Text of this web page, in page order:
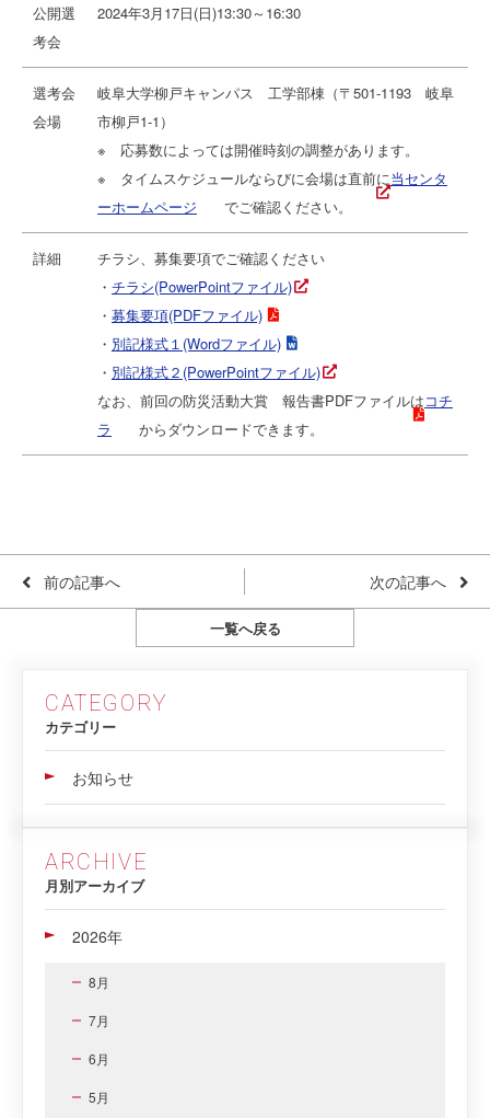
公開選
考会
2024年3月17日(日)13:30～16:30
選考会
会場
岐阜大学柳戸キャンパス 工学部棟（〒501-1193 岐阜
市柳戸1-1）
※ 応募数によっては開催時刻の調整があります。
※ タイムスケジュールならびに会場は直前に当センタ
ーホームページ
でご確認ください。
詳細
チラシ、募集要項でご確認ください
・ チラシ(PowerPointファイル)
・ 募集要項(PDFファイル)
・ 別記様式１(Wordファイル)
・ 別記様式２(PowerPointファイル)
なお、前回の防災活動大賞 報告書PDFファイルはコチ
ラ
からダウンロードできます。
前の記事へ 次の記事へ
一覧へ戻る
CATEGORY
カテゴリー
お知らせ
ARCHIVE
月別アーカイブ
2026年
8月
7月
6月
5月